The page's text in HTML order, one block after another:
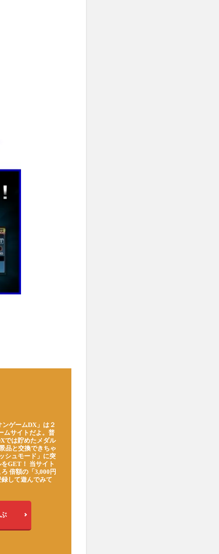
ゲームDX」は２
ムサイトだよ。普
では貯めたメダル
品と交換できちゃ
シュモード」に突
GET！ 当サイト
倍額の「3,000円
して遊んでみて